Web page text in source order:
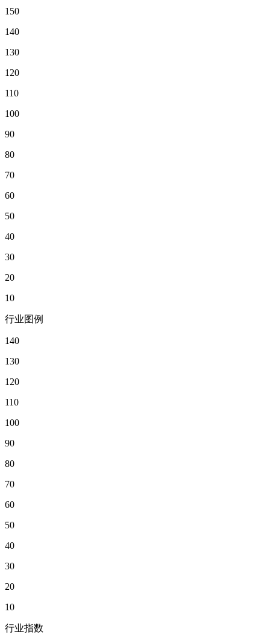
150
140
130
120
110
100
90
80
70
60
50
40
30
20
10
行业图例
140
130
120
110
100
90
80
70
60
50
40
30
20
10
行业指数